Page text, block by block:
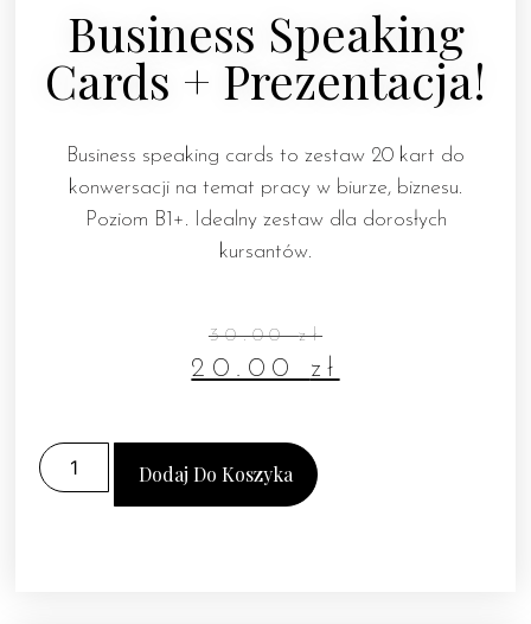
Business Speaking
Cards + Prezentacja!
Business speaking cards to zestaw 20 kart do
konwersacji na temat pracy w biurze, biznesu.
Poziom B1+. Idealny zestaw dla dorosłych
kursantów.
30.00zł
20.00 zł
Dodaj Do Koszyka